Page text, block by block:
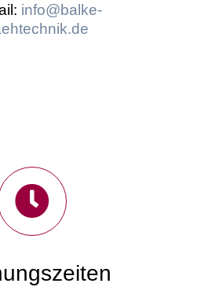
info@balke-